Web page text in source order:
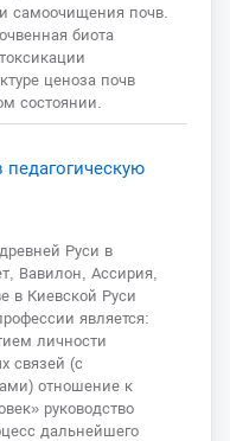
самоочищения почв.
биота
ценоза почв
состоянии.
Руси в
Вавилон, Ассирия,
в Киевской Руси
является:
личности
связей (с
отношение к
руководство
дальнейшего